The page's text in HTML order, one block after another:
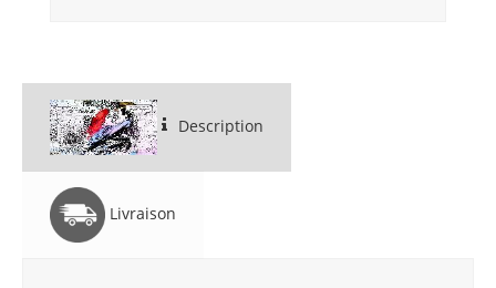
Description
Livraison